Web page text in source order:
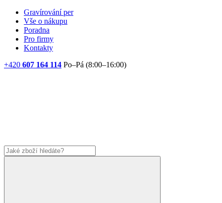
Gravírování per
Vše o nákupu
Poradna
Pro firmy
Kontakty
+420 607 164 114 Po–Pá (8:00–16:00)